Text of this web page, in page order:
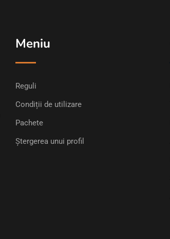
Meniu
Reguli
Condiții de utilizare
Pachete
Ștergerea unui profil